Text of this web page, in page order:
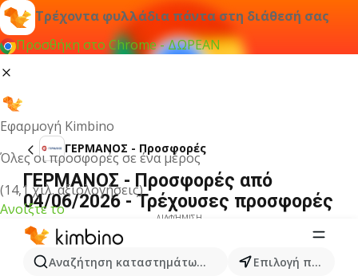
Τρέχοντα φυλλάδια πάντα στη διάθεσή σας
Προσθήκη στο Chrome - ΔΩΡΕΑΝ
Εφαρμογή Kimbino
Όλες οι προσφορές σε ένα μέρος
(14,1 χιλ. αξιολογήσεις)
Ανοίξτε το
Αναζήτηση καταστημάτων, κατηγοριών, προϊόντων...
Επιλογή πόλης
ΓΕΡΜΑΝΟΣ - Προσφορές
ΓΕΡΜΑΝΟΣ - Προσφορές από
04/06/2026 - Τρέχουσες προσφορές
ΔΙΑΦΉΜΙΣΗ